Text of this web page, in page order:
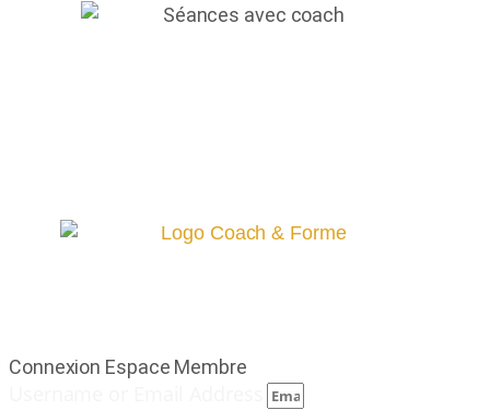
Connexion Espace Membre